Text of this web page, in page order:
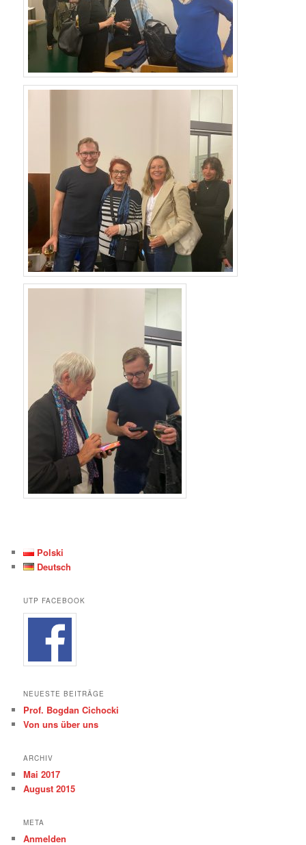
Polski
Deutsch
UTP FACEBOOK
NEUESTE BEITRÄGE
Prof. Bogdan Cichocki
Von uns über uns
ARCHIV
Mai 2017
August 2015
META
Anmelden